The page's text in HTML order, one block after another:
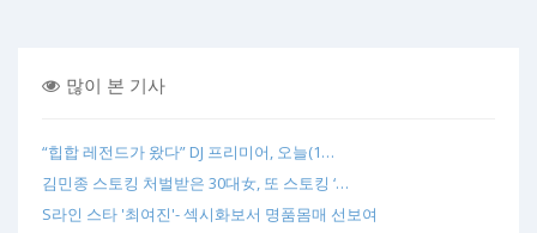
많이 본 기사
“힙합 레전드가 왔다” DJ 프리미어, 오늘(1…
김민종 스토킹 처벌받은 30대女, 또 스토킹 ‘…
S라인 스타 '최여진'- 섹시화보서 명품몸매 선보여